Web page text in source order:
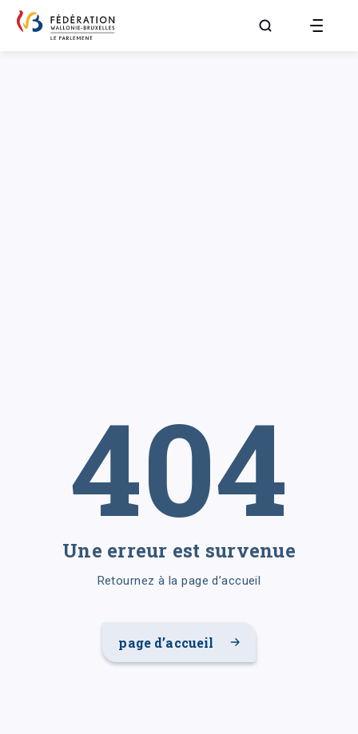
Aller à la page
404
Une erreur est survenue
Retournez à la page d’accueil
page d’accueil